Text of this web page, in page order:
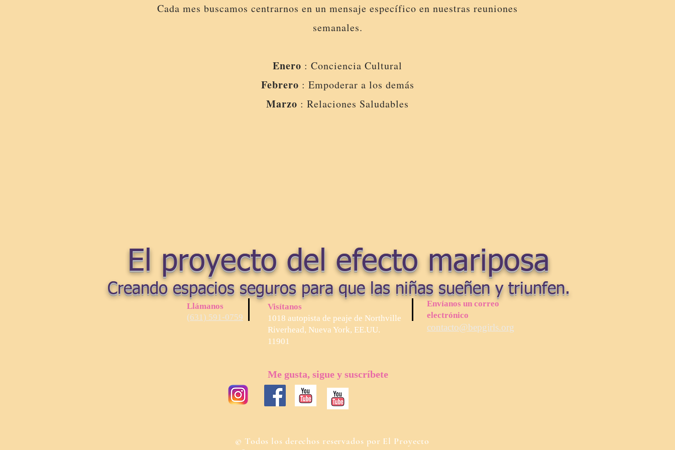
Cada mes buscamos centrarnos en un mensaje específico en nuestras reuniones
semanales.
Enero : Conciencia Cultural
Febrero : Empoderar a los demás
Marzo : Relaciones Saludables
El proyecto del efecto mariposa
Creando espacios seguros para que las niñas sueñen y triunfen.
Llámanos
(631) 591-0759
Visítanos
1018 autopista de peaje de Northville
Riverhead, Nueva York, EE.UU.
11901
Envíanos un correo
electrónico
contacto@bepgirls.org
Me gusta, sigue y suscríbete
© Todos los derechos reservados por El Proyecto